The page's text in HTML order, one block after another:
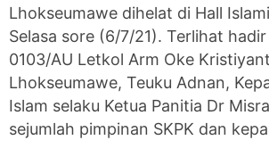
Lhokseumawe dihelat di Hall
Selasa sore (6/7/21). Terlihat
0103/AU Letkol Arm Oke
Lhokseumawe, Teuku Adnan,
Islam selaku Ketua Panitia Dr
sejumlah pimpinan SKPK dan